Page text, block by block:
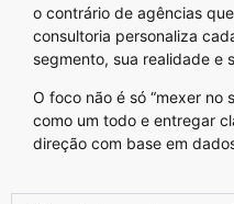
o contrário de agências
consultoria personaliza
segmento, sua realidade e
O foco não é só “mexer no
como um todo e entregar
direção com base em